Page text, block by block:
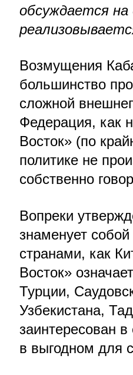
обсуждается на
Возмущения
большинство
сложной
Федерация, как
Восток» (по
политике не
собственно
Вопреки
знаменует
странами, как
Восток»
Турции,
Узбекистана,
заинтересован
в выгодном для